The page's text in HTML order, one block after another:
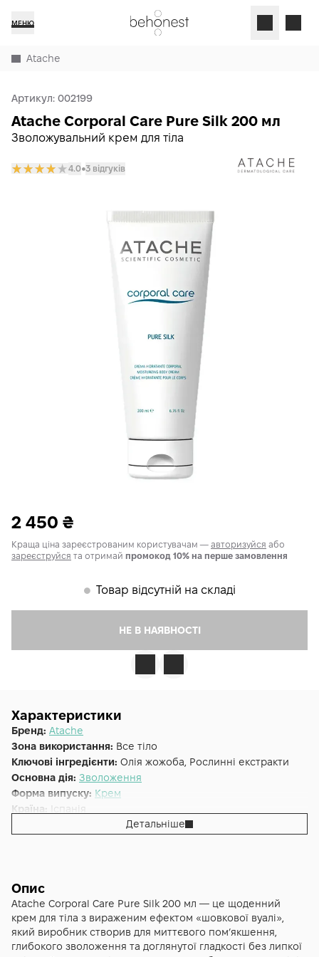
МЕНЮ
Atache
Артикул: 002199
Зволожувальний крем для тіла
Atache Corporal Care Pure Silk 200 мл
4.0𒊹3 відгуків
2 450 ₴
Краща ціна зареєстрованим користувачам — авторизуйся або
зареєструйся та отримай промокод 10% на перше замовлення
𒊹 Товар відсутній на складі
НЕ В НАЯВНОСТІ
Характеристики
Бренд: Atache
Зона використання: Все тіло
Ключові інгредієнти: Олія жожоба, Рослинні екстракти
Основна дія: Зволоження
Форма випуску: Крем
Країна:
Іспанія
Atache CORPORAL CARE
Детальніше
Опис
Atache Corporal Care Pure Silk 200 мл — це щоденний
крем для тіла з вираженим ефектом «шовкової вуалі»,
який виробник створив для миттєвого пом’якшення,
глибокого зволоження та доглянутої гладкості без липкої